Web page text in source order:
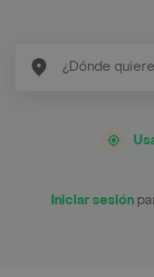
Iniciar sesión